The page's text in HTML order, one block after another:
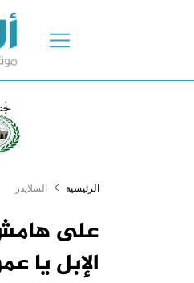
الرئيسية السلايدر
على
الإبل يا